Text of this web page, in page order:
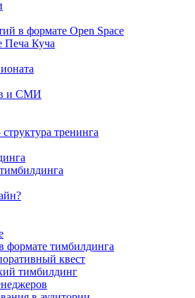
в формате Open Space
Печа Куча
и СМИ
тренинга
формате тимбилдинга
квест
тимбилдинг